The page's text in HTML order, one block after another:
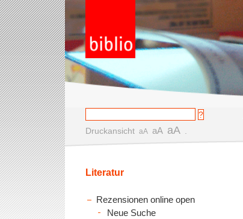
Druckansicht aA aA aA
Literatur
Rezensionen online open
Neue Suche